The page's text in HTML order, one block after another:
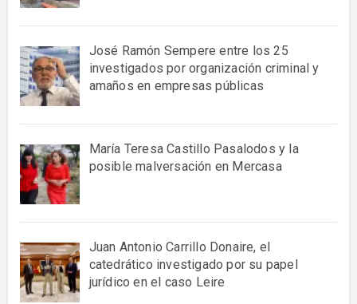
José Ramón Sempere entre los 25
investigados por organización criminal y
amaños en empresas públicas
María Teresa Castillo Pasalodos y la
posible malversación en Mercasa
Juan Antonio Carrillo Donaire, el
catedrático investigado por su papel
jurídico en el caso Leire